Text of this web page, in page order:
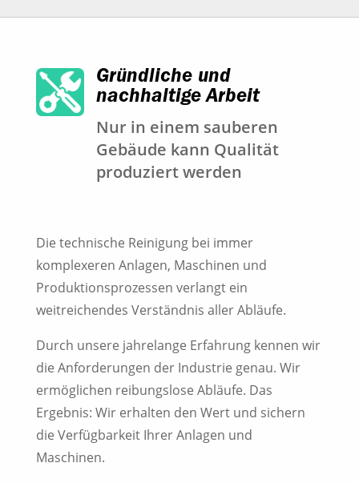
Gründliche und
nachhaltige Arbeit
Nur in einem sauberen
Gebäude kann Qualität
produziert werden
Die technische Reinigung bei immer
komplexeren Anlagen, Maschinen und
Produktionsprozessen verlangt ein
weitreichendes Verständnis aller Abläufe.
Durch unsere jahrelange Erfahrung kennen wir
die Anforderungen der Industrie genau. Wir
ermöglichen reibungslose Abläufe. Das
Ergebnis: Wir erhalten den Wert und sichern
die Verfügbarkeit Ihrer Anlagen und
Maschinen.